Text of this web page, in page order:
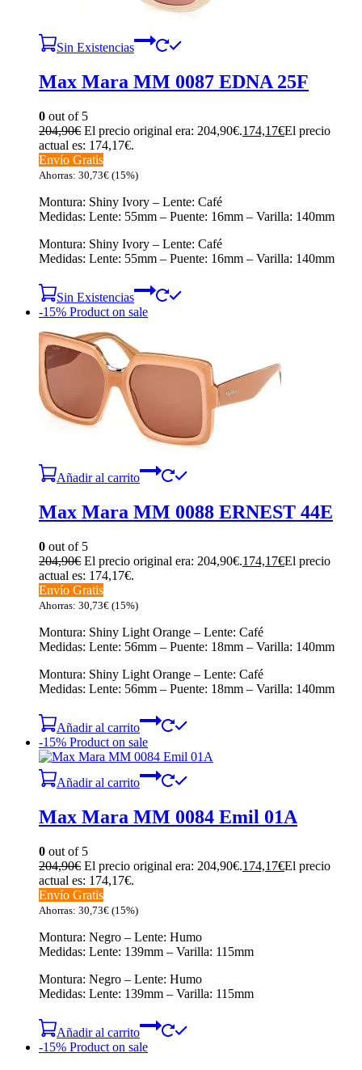
Sin Existencias
Max Mara MM 0087 EDNA 25F
0 out of 5
204,90€ El precio original era: 204,90€.174,17€El precio
actual es: 174,17€.
Envío Gratis
Ahorras: 30,73€ (15%)
Montura: Shiny Ivory – Lente: Café
Medidas: Lente: 55mm – Puente: 16mm – Varilla: 140mm
Montura: Shiny Ivory – Lente: Café
Medidas: Lente: 55mm – Puente: 16mm – Varilla: 140mm
Sin Existencias
-15% Product on sale
Añadir al carrito
Max Mara MM 0088 ERNEST 44E
0 out of 5
204,90€ El precio original era: 204,90€.174,17€El precio
actual es: 174,17€.
Envío Gratis
Ahorras: 30,73€ (15%)
Montura: Shiny Light Orange – Lente: Café
Medidas: Lente: 56mm – Puente: 18mm – Varilla: 140mm
Montura: Shiny Light Orange – Lente: Café
Medidas: Lente: 56mm – Puente: 18mm – Varilla: 140mm
Añadir al carrito
-15% Product on sale
Añadir al carrito
Max Mara MM 0084 Emil 01A
0 out of 5
204,90€ El precio original era: 204,90€.174,17€El precio
actual es: 174,17€.
Envío Gratis
Ahorras: 30,73€ (15%)
Montura: Negro – Lente: Humo
Medidas: Lente: 139mm – Varilla: 115mm
Montura: Negro – Lente: Humo
Medidas: Lente: 139mm – Varilla: 115mm
Añadir al carrito
-15% Product on sale